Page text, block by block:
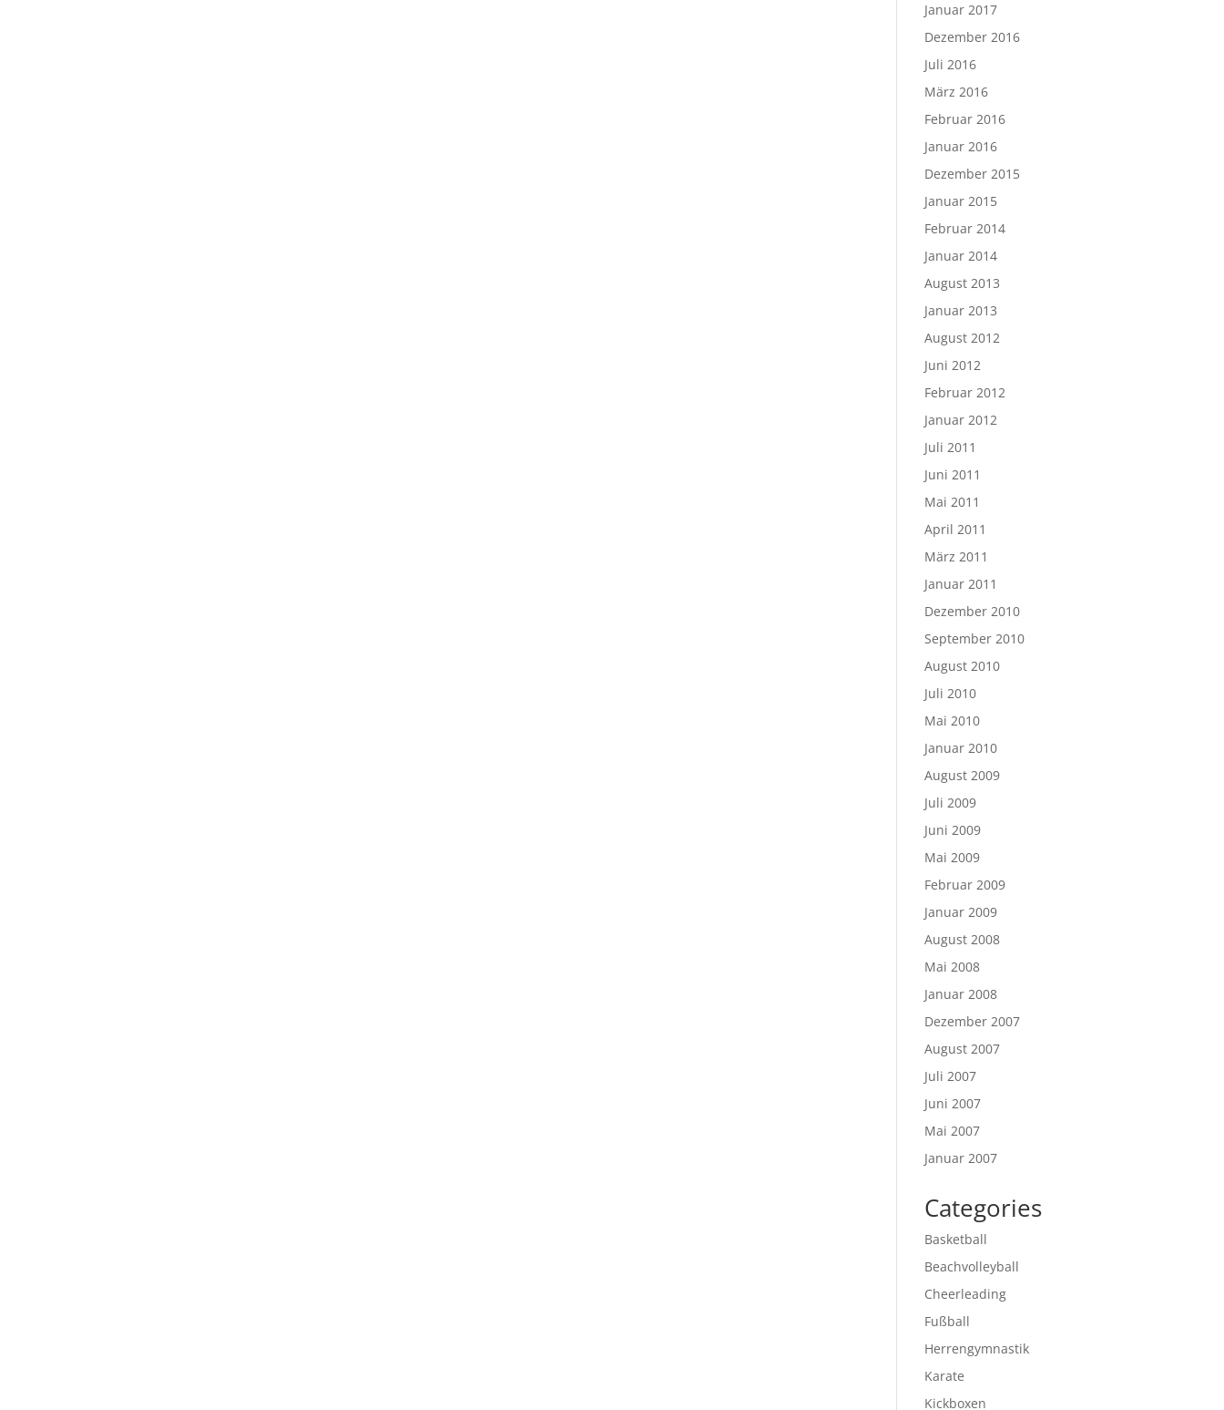
Januar 2017
Dezember 2016
Juli 2016
März 2016
Februar 2016
Januar 2016
Dezember 2015
Januar 2015
Februar 2014
Januar 2014
August 2013
Januar 2013
August 2012
Juni 2012
Februar 2012
Januar 2012
Juli 2011
Juni 2011
Mai 2011
April 2011
März 2011
Januar 2011
Dezember 2010
September 2010
August 2010
Juli 2010
Mai 2010
Januar 2010
August 2009
Juli 2009
Juni 2009
Mai 2009
Februar 2009
Januar 2009
August 2008
Mai 2008
Januar 2008
Dezember 2007
August 2007
Juli 2007
Juni 2007
Mai 2007
Januar 2007
Categories
Basketball
Beachvolleyball
Cheerleading
Fußball
Herrengymnastik
Karate
Kickboxen